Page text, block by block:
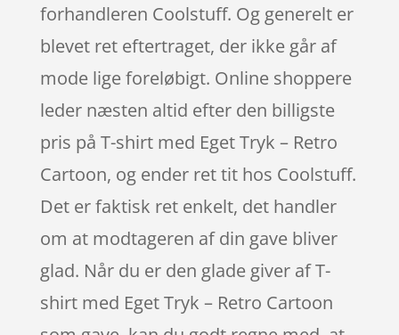
forhandleren Coolstuff. Og generelt er
blevet ret eftertraget, der ikke går af
mode lige foreløbigt. Online shoppere
leder næsten altid efter den billigste
pris på T-shirt med Eget Tryk – Retro
Cartoon, og ender ret tit hos Coolstuff.
Det er faktisk ret enkelt, det handler
om at modtageren af din gave bliver
glad. Når du er den glade giver af T-
shirt med Eget Tryk – Retro Cartoon